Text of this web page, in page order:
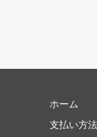
ホーム
支払い方